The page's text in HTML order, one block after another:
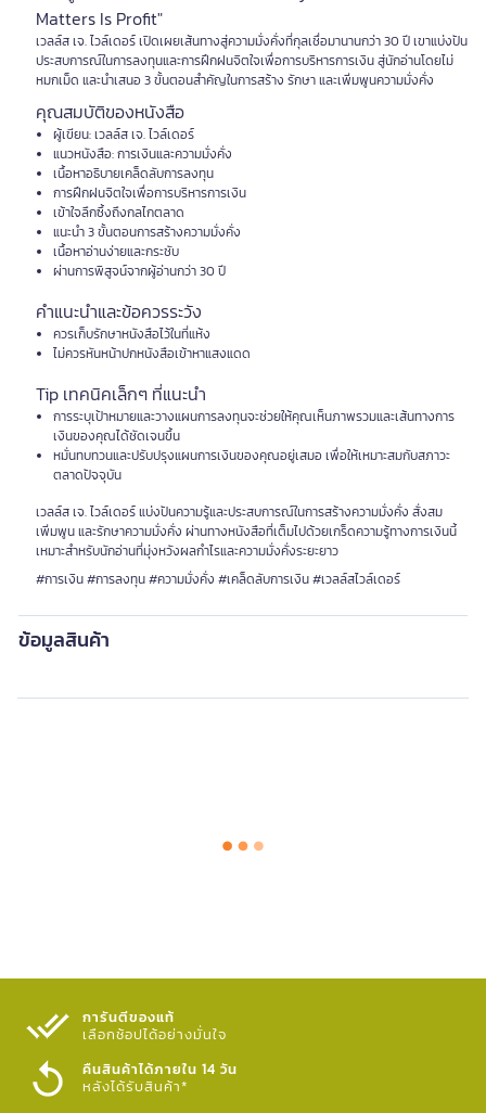
Matters Is Profit"
เวลล์ส เจ. ไวล์เดอร์ เปิดเผยเส้นทางสู่ความมั่งคั่งที่กุลเชื่อมานานกว่า 30 ปี เขาแบ่งปัน
ประสบการณ์ในการลงทุนและการฝึกฝนจิตใจเพื่อการบริหารการเงิน สู่นักอ่านโดยไม่
หมกเม็ด และนำเสนอ 3 ขั้นตอนสำคัญในการสร้าง รักษา และเพิ่มพูนความมั่งคั่ง
คุณสมบัติของหนังสือ
ผู้เขียน: เวลล์ส เจ. ไวล์เดอร์
แนวหนังสือ: การเงินและความมั่งคั่ง
เนื้อหาอธิบายเคล็ดลับการลงทุน
การฝึกฝนจิตใจเพื่อการบริหารการเงิน
เข้าใจลึกซึ้งถึงกลไกตลาด
แนะนำ 3 ขั้นตอนการสร้างความมั่งคั่ง
เนื้อหาอ่านง่ายและกระชับ
ผ่านการพิสูจน์จากผู้อ่านกว่า 30 ปี
คำแนะนำและข้อควรระวัง
ควรเก็บรักษาหนังสือไว้ในที่แห้ง
ไม่ควรหันหน้าปกหนังสือเข้าหาแสงแดด
Tip เทคนิคเล็กๆ ที่แนะนำ
การระบุเป้าหมายและวางแผนการลงทุนจะช่วยให้คุณเห็นภาพรวมและเส้นทางการ
เงินของคุณได้ชัดเจนขึ้น
หมั่นทบทวนและปรับปรุงแผนการเงินของคุณอยู่เสมอ เพื่อให้เหมาะสมกับสภาวะ
ตลาดปัจจุบัน
เวลล์ส เจ. ไวล์เดอร์ แบ่งปันความรู้และประสบการณ์ในการสร้างความมั่งคั่ง สั่งสม
เพิ่มพูน และรักษาความมั่งคั่ง ผ่านทางหนังสือที่เต็มไปด้วยเกร็ดความรู้ทางการเงินนี้
เหมาะสำหรับนักอ่านที่มุ่งหวังผลกำไรและความมั่งคั่งระยะยาว
#การเงิน #การลงทุน #ความมั่งคั่ง #เคล็ดลับการเงิน #เวลล์สไวล์เดอร์
ข้อมูลสินค้า
การันตีของแท้
เลือกช้อปได้อย่างมั่นใจ​
คืนสินค้าได้ภายใน 14 วัน
หลังได้รับสินค้า*